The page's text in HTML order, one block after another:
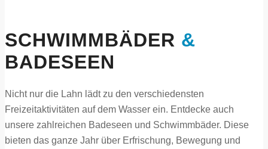
SCHWIMMBÄDER &
BADESEEN
Nicht nur die Lahn lädt zu den verschiedensten
Freizeitaktivitäten auf dem Wasser ein. Entdecke auch
unsere zahlreichen Badeseen und Schwimmbäder. Diese
bieten das ganze Jahr über Erfrischung, Bewegung und